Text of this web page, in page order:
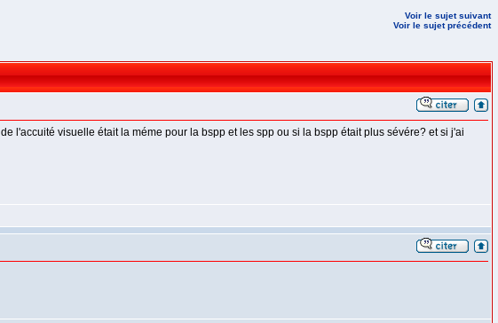
Voir le sujet suivant
Voir le sujet précédent
l'accuité visuelle était la méme pour la bspp et les spp ou si la bspp était plus sévére? et si j'ai